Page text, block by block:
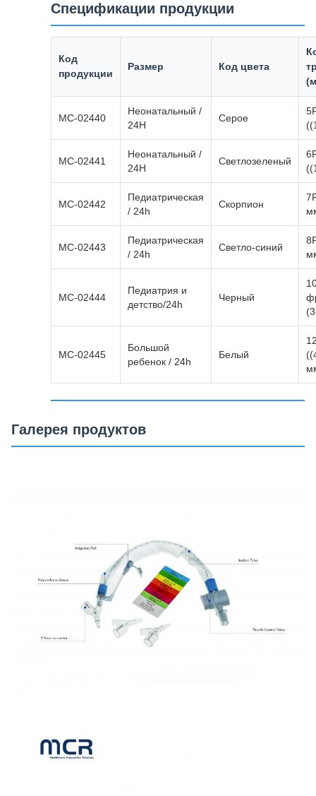
Спецификации продукции
Код
продукции
Размер Код цвета
MC-02440
Неонатальный /
24H
Серое
MC-02441
Неонатальный /
24H
Светлозеленый
MC-02442
Педиатрическая
/ 24h
Скорпион
MC-02443
Педиатрическая
/ 24h
Светло-синий
MC-02444
Педиатрия и
детство/24h
Черный
MC-02445
Большой
ребенок / 24h
Белый
Галерея продуктов